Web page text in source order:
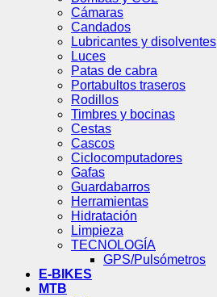
Cámaras
Candados
Lubricantes y disolventes
Luces
Patas de cabra
Portabultos traseros
Rodillos
Timbres y bocinas
Cestas
Cascos
Ciclocomputadores
Gafas
Guardabarros
Herramientas
Hidratación
Limpieza
TECNOLOGÍA
GPS/Pulsómetros
E-BIKES
MTB